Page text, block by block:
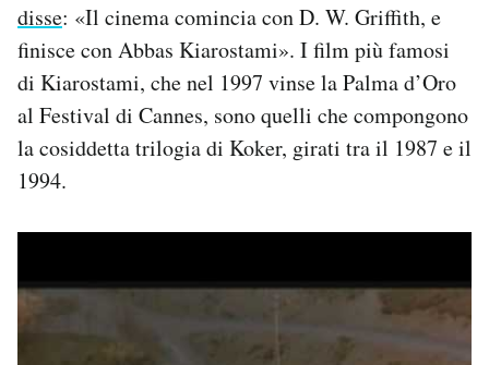
disse: «Il cinema comincia con D. W. Griffith, e
finisce con Abbas Kiarostami». I film più famosi
di Kiarostami, che nel 1997 vinse la Palma d’Oro
al Festival di Cannes, sono quelli che compongono
la cosiddetta trilogia di Koker, girati tra il 1987 e il
1994.